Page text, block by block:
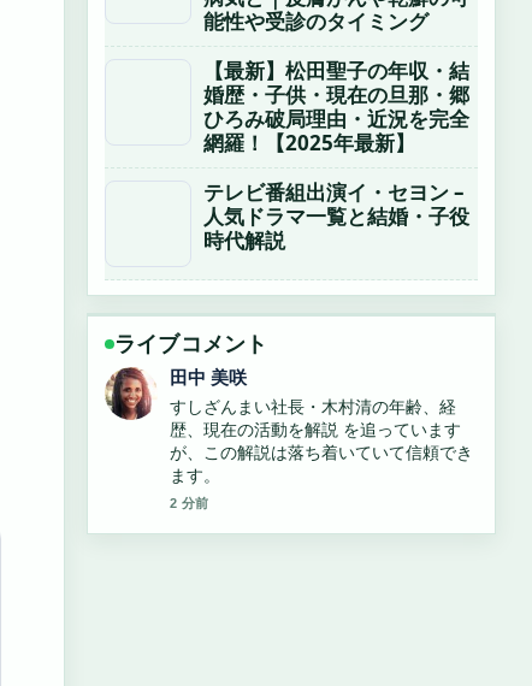
能性や受診のタイミング
【最新】松田聖子の年収・結
婚歴・子供・現在の旦那・郷
ひろみ破局理由・近況を完全
網羅！【2025年最新】
テレビ番組出演イ・セヨン –
人気ドラマ一覧と結婚・子役
時代解説
ライブコメント
中村 悠斗
「ドンピシャ」の意味・使い方・語源を
解説！類語やビジネスでの注意点、ゲー
ム実況グループ「三人称」のメンバー情
報も紹介 の背景説明が助かります。ライ
ブ更新を続けてください。